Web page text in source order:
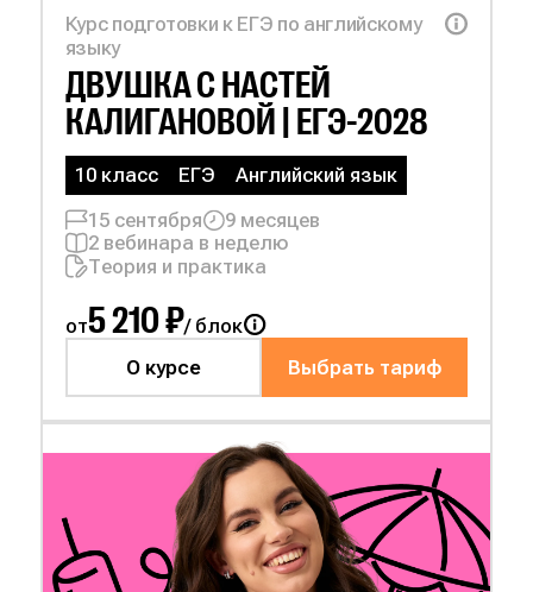
Курс подготовки к ЕГЭ по английскому
языку
ДВУШКА СНАСТЕЙ
КАЛИГАНОВОЙ | ЕГЭ-2028
10 класс ЕГЭ
Английский язык
15 сентября
9 месяцев
2 вебинара в неделю
Теория и практика
от5 210 ₽/ блок
Выбрать тариф
О курсе